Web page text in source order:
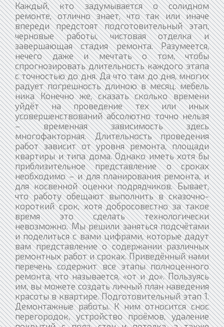
Каждый, кто задумывается о солидном
ремонте, отлично знает, что так или иначе
впереди предстоят подготовительный этап,
черновые работы, чистовая отделка и
завершающая стадия ремонта. Разумеется,
нечего даже и мечтать о том, чтобы
спрогнозировать длительность каждого этапа
с точностью до дня. Да что там до дня, многих
радует погрешность длиною в месяц. мебель
ника Конечно же, сказать сколько времени
уйдёт на проведение тех или иных
усовершенствований абсолютно точно нельзя
– временная зависимость здесь
многофакторная. Длительность проведения
работ зависит от уровня ремонта, площади
квартиры и типа дома. Однако иметь хотя бы
приблизительное представление о сроках
необходимо – и для планирования ремонта, и
для косвенной оценки подрядчиков. Бывает,
что работу обещают выполнить в сказочно-
короткий срок, хотя добросовестно за такое
время это сделать технологически
невозможно. Мы решили заняться подсчётами
и поделиться с вами цифрами, которые дадут
вам представление о содержании различных
ремонтных работ и сроках. Приведённый нами
перечень содержит все этапы полноценного
ремонта, что называется, «от и до». Пользуясь
им, вы можете создать личный план наведения
красоты в квартире. Подготовительный этап 1.
Демонтажные работы. К ним относится снос
перегородок, устройство проёмов, удаление